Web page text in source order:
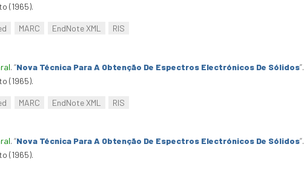
(1965).
MARC EndNote XML RIS
. “Nova Técnica Para A Obtenção De Espectros Electrónicos De Sólidos”.
(1965).
MARC EndNote XML RIS
. “Nova Técnica Para A Obtenção De Espectros Electrónicos De Sólidos”.
(1965).